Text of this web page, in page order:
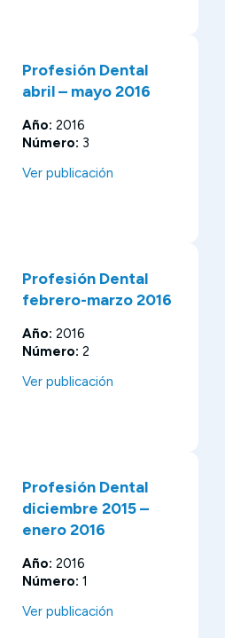
Profesión Dental
abril – mayo 2016
Año: 2016
Número: 3
Ver publicación
Profesión Dental
febrero-marzo 2016
Año: 2016
Número: 2
Ver publicación
Profesión Dental
diciembre 2015 –
enero 2016
Año: 2016
Número: 1
Ver publicación